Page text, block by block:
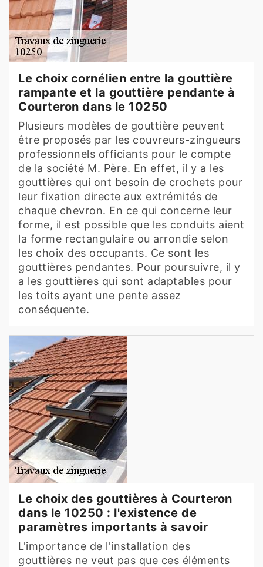
Le choix cornélien entre la gouttière
rampante et la gouttière pendante à
Courteron dans le 10250
Plusieurs modèles de gouttière peuvent
être proposés par les couvreurs-zingueurs
professionnels officiants pour le compte
de la société M. Père. En effet, il y a les
gouttières qui ont besoin de crochets pour
leur fixation directe aux extrémités de
chaque chevron. En ce qui concerne leur
forme, il est possible que les conduits aient
la forme rectangulaire ou arrondie selon
les choix des occupants. Ce sont les
gouttières pendantes. Pour poursuivre, il y
a les gouttières qui sont adaptables pour
les toits ayant une pente assez
conséquente.
Le choix des gouttières à Courteron
dans le 10250 : l'existence de
paramètres importants à savoir
L'importance de l'installation des
gouttières ne veut pas que ces éléments